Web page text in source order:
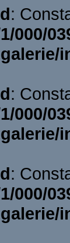
:
000/
:
000/
:
000/